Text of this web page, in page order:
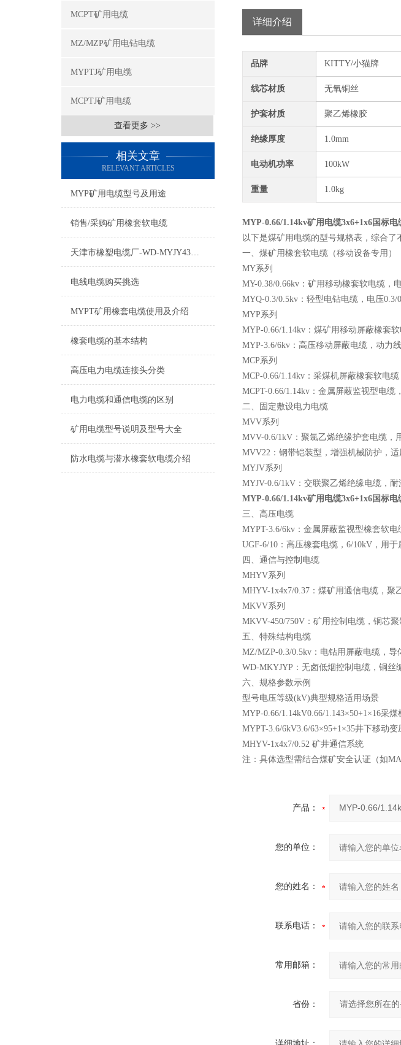
MCPT矿用电缆
MZ/MZP矿用电钻电缆
MYPTJ矿用电缆
MCPTJ矿用电缆
查看更多 >>
相关文章
RELEVANT ARTICLES
MYP矿用电缆型号及用途
销售/采购矿用橡套软电缆
天津市橡塑电缆厂-WD-MYJY43低烟无卤电缆介绍
电线电缆购买挑选
MYPT矿用橡套电缆使用及介绍
橡套电缆的基本结构
高压电力电缆连接头分类
电力电缆和通信电缆的区别
矿用电缆型号说明及型号大全
防水电缆与潜水橡套软电缆介绍
详细介绍
品牌 KITTY/小猫牌
线芯材质 无氧铜丝
护套材质 聚乙烯橡胶
绝缘厚度 1.0mm
电动机功率 100kW
重量 1.0kg
MYP-0.66/1.14kv矿用电缆3x6+1x6国标电
以下是煤矿用电缆的型号规格表，综合了
一、煤矿用橡套软电缆（移动设备专用）
MY系列
MY-0.38/0.66kv：矿用移动橡套软电缆，
MYQ-0.3/0.5kv：轻型电钻电缆，电压0.3/
MYP系列
MYP-0.66/1.14kv：煤矿用移动屏蔽橡套
MYP-3.6/6kv：高压移动屏蔽电缆，动力
MCP系列
MCP-0.66/1.14kv：采煤机屏蔽橡套软电
MCPT-0.66/1.14kv：金属屏蔽监视型电缆
二、固定敷设电力电缆
MVV系列
MVV-0.6/1kV：聚氯乙烯绝缘护套电缆，
MVV22：钢带铠装型，增强机械防护，适
MYJV系列
MYJV-0.6/1kV：交联聚乙烯绝缘电缆，
MYP-0.66/1.14kv矿用电缆3x6+1x6国标电
三、高压电缆
MYPT-3.6/6kv：金属屏蔽监视型橡套软
UGF-6/10：高压橡套电缆，6/10kV，用于
四、通信与控制电缆
MHYV系列
MHYV-1x4x7/0.37：煤矿用通信电缆，聚
MKVV系列
MKVV-450/750V：矿用控制电缆，铜芯
五、特殊结构电缆
MZ/MZP-0.3/0.5kv：电钻用屏蔽电缆，导
WD-MKYJYP：无卤低烟控制电缆，铜丝
六、规格参数示例
型号电压等级(kV)典型规格适用场景
MYP-0.66/1.14kV0.66/1.143×50+1×16采煤
MYPT-3.6/6kV3.6/63×95+1×35井下移动变
MHYV-1x4x7/0.52 矿井通信系统
注：具体选型需结合煤矿安全认证（如
产品：
您的单位：
您的姓名：
联系电话：
常用邮箱：
省份：